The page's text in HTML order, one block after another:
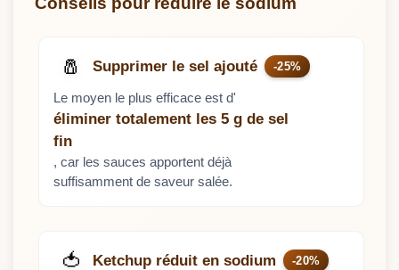
🧂 Supprimer le sel ajouté -25%
Le moyen le plus efficace est d'
éliminer totalement les 5 g de sel
fin
, car les sauces apportent déjà
suffisamment de saveur salée.
🍅 Ketchup réduit en sodium -20%